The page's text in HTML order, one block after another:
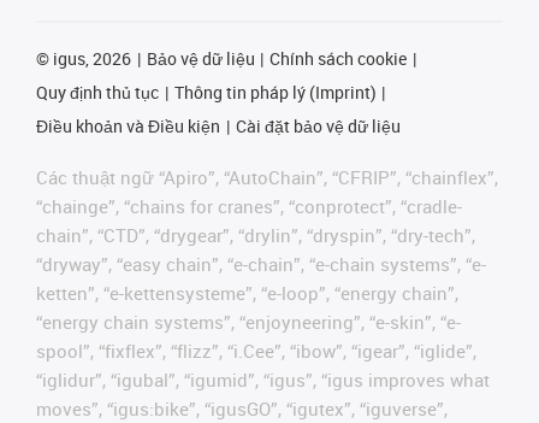
© igus, 2026 Bảo vệ dữ liệu
Chính sách cookie
Quy định thủ tục
Thông tin pháp lý (Imprint)
Điều khoản và Điều kiện
Cài đặt bảo vệ dữ liệu
Các thuật ngữ “Apiro”, “AutoChain”, “CFRIP”, “chainflex”,
“chainge”, “chains for cranes”, “conprotect”, “cradle-
chain”, “CTD”, “drygear”, “drylin”, “dryspin”, “dry-tech”,
“dryway”, “easy chain”, “e-chain”, “e-chain systems”, “e-
ketten”, “e-kettensysteme”, “e-loop”, “energy chain”,
“energy chain systems”, “enjoyneering”, “e-skin”, “e-
spool”, “fixflex”, “flizz”, “i.Cee”, “ibow”, “igear”, “iglide”,
“iglidur”, “igubal”, “igumid”, “igus”, “igus improves what
moves”, “igus:bike”, “igusGO”, “igutex”, “iguverse”,